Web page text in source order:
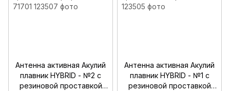
Антенна активная Акулий
плавник HYBRID - №2 с
резиновой проставкой
Антенна активная Акулий
плавник HYBRID - №1 с
резиновой проставкой